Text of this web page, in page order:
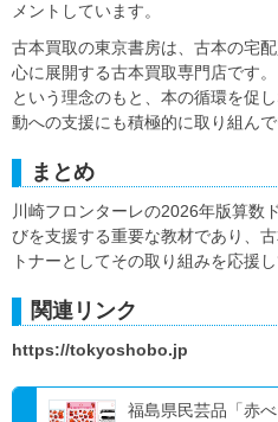
メントしています。
古本買取の東京書房は、古本の宅
心に展開する古本買取専門店です
という理念のもと、本の循環を促
動への支援にも積極的に取り組んで
まとめ
川崎フロンターレの2026年版算数
びを支援する重要な教材であり、
トナーとしてその取り組みを応援し
関連リンク
https://tokyoshobo.jp
福島県民芸品「赤